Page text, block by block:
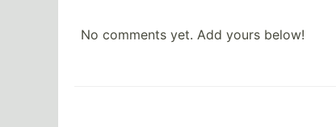
No comments yet. Add yours below!